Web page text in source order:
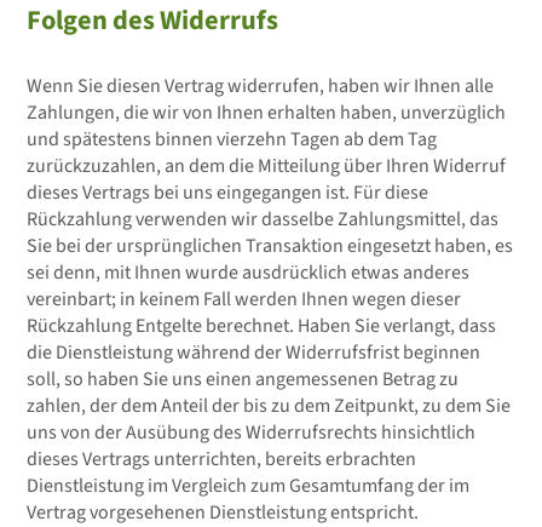
Folgen des Widerrufs
Wenn Sie diesen Vertrag widerrufen, haben wir Ihnen alle
Zahlungen, die wir von Ihnen erhalten haben, unverzüglich
und spätestens binnen vierzehn Tagen ab dem Tag
zurückzuzahlen, an dem die Mitteilung über Ihren Widerruf
dieses Vertrags bei uns eingegangen ist. Für diese
Rückzahlung verwenden wir dasselbe Zahlungsmittel, das
Sie bei der ursprünglichen Transaktion eingesetzt haben, es
sei denn, mit Ihnen wurde ausdrücklich etwas anderes
vereinbart; in keinem Fall werden Ihnen wegen dieser
Rückzahlung Entgelte berechnet. Haben Sie verlangt, dass
die Dienstleistung während der Widerrufsfrist beginnen
soll, so haben Sie uns einen angemessenen Betrag zu
zahlen, der dem Anteil der bis zu dem Zeitpunkt, zu dem Sie
uns von der Ausübung des Widerrufsrechts hinsichtlich
dieses Vertrags unterrichten, bereits erbrachten
Dienstleistung im Vergleich zum Gesamtumfang der im
Vertrag vorgesehenen Dienstleistung entspricht.